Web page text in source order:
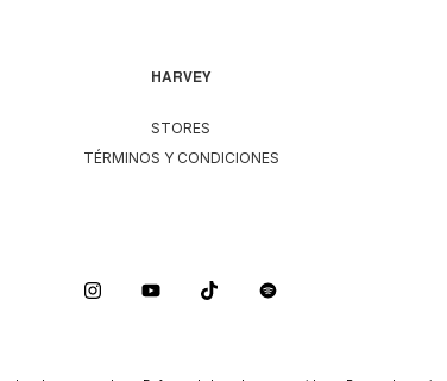
HARVEY
STORES
TÉRMINOS Y CONDICIONES